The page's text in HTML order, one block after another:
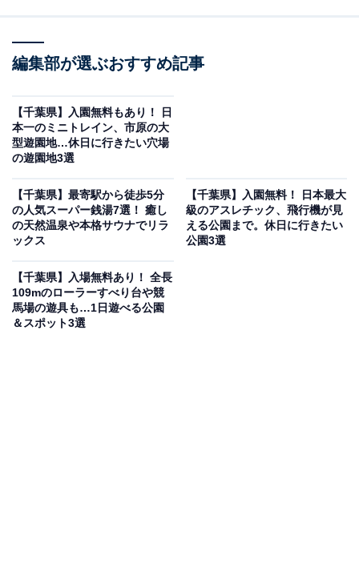
「成田 龍泉の湯」公式ページより
露天風呂やつぼ風呂、ジェット風呂など、さまざまな湯
ロビーや、マッサージチェアを完備したリラックスルー
ムも魅力です。ゆったりと長く楽しめるサウナも備えて
き上げたかまど飯や厳選された日本酒も味わえます。
営業時間
編集部が選ぶおすすめ記事
【千葉県】入園無料もあり！ 日
本一のミニトレイン、市原の大
型遊園地…休日に行きたい穴場
の遊園地3選
【千葉県】最寄駅から徒歩5分
の人気スーパー銭湯7選！ 癒し
の天然温泉や本格サウナでリラ
ックス
【千葉県】入園無料！ 日本最大
級のアスレチック、飛行機が見
える公園まで。休日に行きたい
公園3選
【千葉県】入場無料あり！ 全長
109mのローラーすべり台や競
馬場の遊具も…1日遊べる公園
＆スポット3選